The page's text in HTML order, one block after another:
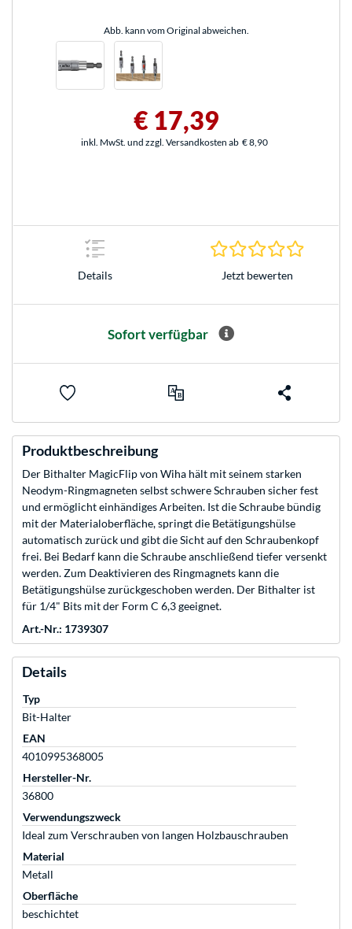
Abb. kann vom Original abweichen.
€ 17,39
inkl. MwSt. und zzgl. Versandkosten ab € 8,90
Details Jetzt bewerten
Sofort verfügbar
Produktbeschreibung
Der Bithalter MagicFlip von Wiha hält mit seinem starken
Neodym-Ringmagneten selbst schwere Schrauben sicher fest
und ermöglicht einhändiges Arbeiten. Ist die Schraube bündig
mit der Materialoberfläche, springt die Betätigungshülse
automatisch zurück und gibt die Sicht auf den Schraubenkopf
frei. Bei Bedarf kann die Schraube anschließend tiefer versenkt
werden. Zum Deaktivieren des Ringmagnets kann die
Betätigungshülse zurückgeschoben werden. Der Bithalter ist
für 1/4" Bits mit der Form C 6,3 geeignet.
Art.-Nr.: 1739307
Details
Typ
Bit-Halter
EAN
4010995368005
Hersteller-Nr.
36800
Verwendungszweck
Ideal zum Verschrauben von langen Holzbauschrauben
Material
Metall
Oberfläche
beschichtet